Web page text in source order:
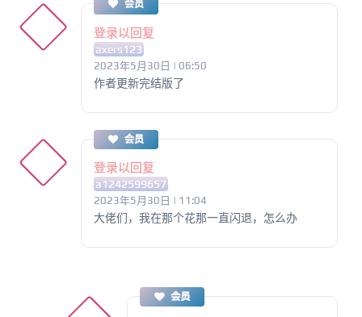
会员
登录以回复
axers123
2023年5月30日 | 06:50
作者更新完结版了
会员
登录以回复
a1242599657
2023年5月30日 | 11:04
大佬们，我在那个花那一直闪退，怎么办
会员